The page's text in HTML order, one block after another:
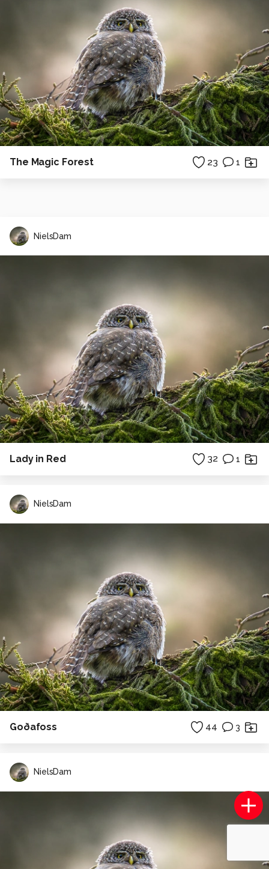
The Magic Forest 23 1
NielsDam
Lady in Red 32 1
NielsDam
Goðafoss 44 3
NielsDam